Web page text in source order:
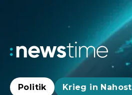
Politik Krieg in Nahost